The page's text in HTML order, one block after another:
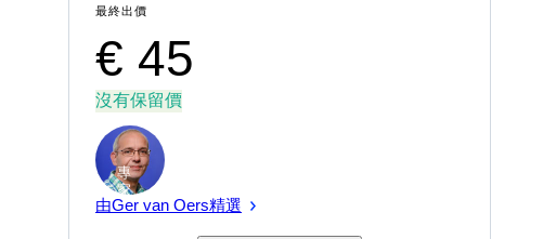
最終出價
€ 45
沒有保留價
專
家
由Ger van Oers精選